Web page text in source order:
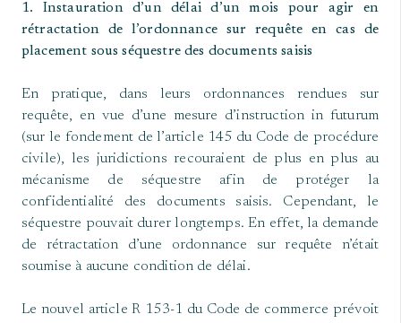
1. Instauration d’un délai d’un mois pour agir en
rétractation de l’ordonnance sur requête en cas de
placement sous séquestre des documents saisis
En pratique, dans leurs ordonnances rendues sur
requête, en vue d’une mesure d’instruction in futurum
(sur le fondement de l’article 145 du Code de procédure
civile), les juridictions recouraient de plus en plus au
mécanisme de séquestre afin de protéger la
confidentialité des documents saisis. Cependant, le
séquestre pouvait durer longtemps. En effet, la demande
de rétractation d’une ordonnance sur requête n’était
soumise à aucune condition de délai.
Le nouvel article R 153-1 du Code de commerce prévoit